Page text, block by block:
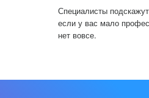
Специалисты
если у вас мало
нет вовсе.